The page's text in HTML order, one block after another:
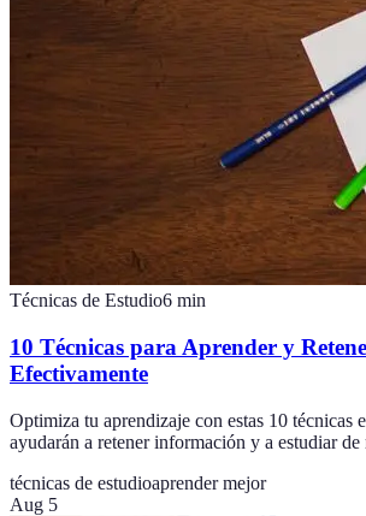
Técnicas de Estudio6 min
10 Técnicas para Aprender y
Efectivamente
Optimiza tu aprendizaje con estas 10 técnicas
ayudarán a retener información y a estudiar de
técnicas de estudioaprender mejor
Aug 5